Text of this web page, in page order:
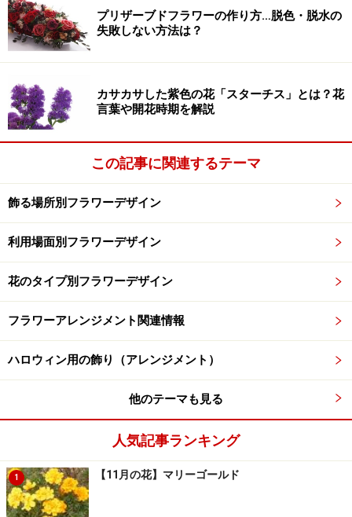
**アガパサンスの参考サイト**
アガパンサス[from 京都けえ園芸企画舎-]
アガパンサス
[from 季節の花300-]
アガパンサス[from葉っぱの岬-]
【編集部おすすめの購入サイト】
Amazonでフラワーアレンジメント関連の商品をチ
ェック！
楽天市場でフラワーアレンジメント関連の商品を
チェック！
プリザーブドフラワーの作り方…脱色・脱水の
失敗しない方法は？
カサカサした紫色の花「スターチス」とは？花
言葉や開花時期を解説
この記事に関連するテーマ
飾る場所別フラワーデザイン
利用場面別フラワーデザイン
花のタイプ別フラワーデザイン
フラワーアレンジメント関連情報
ハロウィン用の飾り（アレンジメント）
他のテーマも見る
人気記事ランキング
1 【11月の花】マリーゴールド